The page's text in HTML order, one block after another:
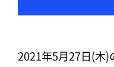
2021年5月27日(木